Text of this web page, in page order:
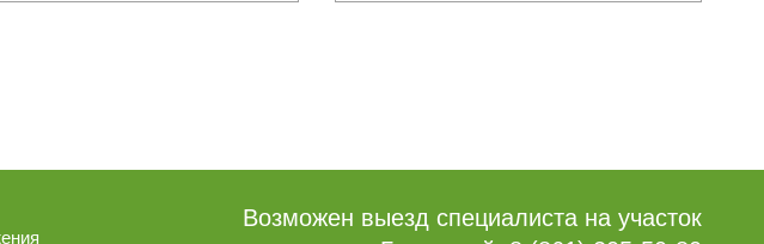
Возможен выезд специалиста на участок